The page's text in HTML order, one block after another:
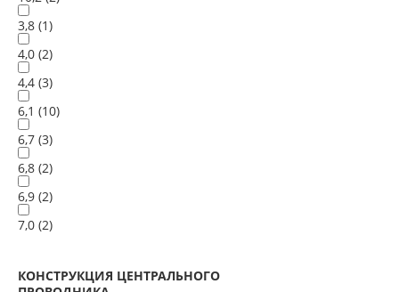
3,8 (1)
4,0 (2)
4,4 (3)
6,1 (10)
6,7 (3)
6,8 (2)
6,9 (2)
7,0 (2)
КОНСТРУКЦИЯ ЦЕНТРАЛЬНОГО